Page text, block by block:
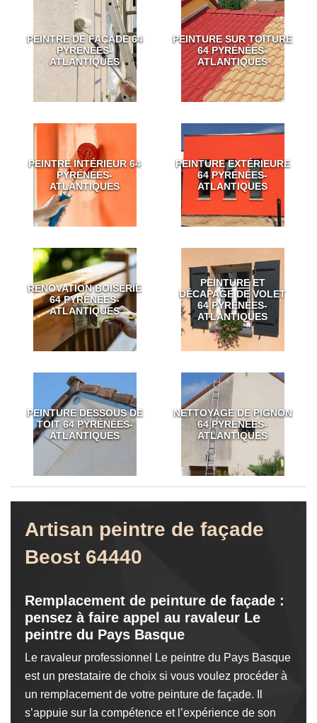
PEINTRE DE FAÇADE 64
PYRÉNÉES-
ATLANTIQUES
PEINTURE SUR TOITURE
64 PYRÉNÉES-
ATLANTIQUES
PEINTRE INTÉRIEUR 64
PYRÉNÉES-
ATLANTIQUES
PEINTURE EXTÉRIEURE
64 PYRÉNÉES-
ATLANTIQUES
RÉNOVATION BOISERIE
64 PYRÉNÉES-
ATLANTIQUES
PEINTURE ET
DÉCAPAGE DE VOLET
64 PYRÉNÉES-
ATLANTIQUES
PEINTURE DESSOUS DE
TOIT 64 PYRÉNÉES-
ATLANTIQUES
NETTOYAGE DE PIGNON
64 PYRÉNÉES-
ATLANTIQUES
Artisan peintre de façade
Beost 64440
Remplacement de peinture de façade :
pensez à faire appel au ravaleur Le
peintre du Pays Basque
Le ravaleur professionnel Le peintre du Pays Basque
est un prestataire de choix si vous voulez procéder à
un remplacement de votre peinture de façade. Il
s’appuie sur la compétence et l’expérience de son